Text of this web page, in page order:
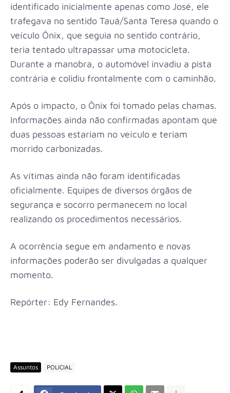
identificado inicialmente apenas como José, ele
trafegava no sentido Tauá/Santa Teresa quando o
veículo Ônix, que seguia no sentido contrário,
teria tentado ultrapassar uma motocicleta.
Durante a manobra, o automóvel invadiu a pista
contrária e colidiu frontalmente com o caminhão.
Após o impacto, o Ônix foi tomado pelas chamas.
Informações ainda não confirmadas apontam que
duas pessoas estariam no veículo e teriam
morrido carbonizadas.
As vítimas ainda não foram identificadas
oficialmente. Equipes de diversos órgãos de
segurança e socorro permanecem no local
realizando os procedimentos necessários.
A ocorrência segue em andamento e novas
informações poderão ser divulgadas a qualquer
momento.
Repórter: Edy Fernandes.
Assuntos POLICIAL